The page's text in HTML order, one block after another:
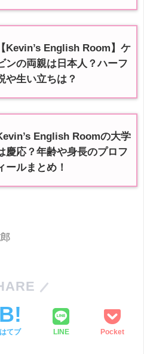
【Kevin’s English Room】ケ
ンの両親は日本人？ハーフ
や生い立ちは？
English Roomの大学
慶応？年齢や身長のプロフ
ールまとめ！
はてブ LINE Pocket